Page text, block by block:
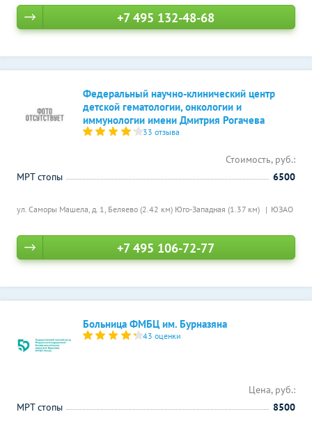
+7 495 132-48-68
Федеральный научно-клинический центр
детской гематологии, онкологии и
иммунологии имени Дмитрия Рогачева
33 отзыва
ул. Саморы Машела, д. 1, Беляево (2.42 км) Юго-Западная (1.37 км) ЮЗАО
Стоимость, руб.:
МРТ стопы
6500
+7 495 106-72-77
Больница ФМБЦ им. Бурназяна
43 оценки
Цена, руб.:
МРТ стопы
8500